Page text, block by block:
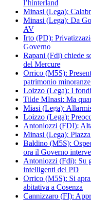
l’hinterland
Minasi (Lega):
Minasi (Lega): Da
AV
Irto (PD):
Governo
Rapani (Fdi) chiede
del Mercure
Orrico (M5S):
patrimonio
Loizzo (Lega): I
Tilde MInasi: Ma
Miasi (Lega):
Loizzo (Lega):
Antoniozzi (FDI):
Minasi (Lega):
Baldino (M5S):
ora il Governo
Antoniozzi (Fdi): Su
intelligenti del PD
Orrico (M5S): Si
abitativa a Cosenza
Cannizzaro (FI):